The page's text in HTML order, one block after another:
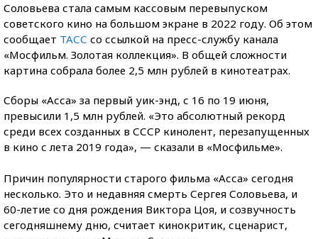
Соловьева стала самым кассовым перевыпуском
советского кино на большом экране в 2022 году. Об этом
сообщает ТАСС со ссылкой на пресс-службу канала
«Мосфильм. Золотая коллекция». В общей сложности
картина собрала более 2,5 млн рублей в кинотеатрах.
Сборы «Асса» за первый уик-энд, с 16 по 19 июня,
превысили 1,5 млн рублей. «Это абсолютный рекорд
среди всех созданных в СССР кинолент, перезапущенных
в кино с лета 2019 года», — сказали в «Мосфильме».
Причин популярности старого фильма «Асса» сегодня
несколько. Это и недавняя смерть Сергея Соловьева, и
60-летие со дня рождения Виктора Цоя, и созвучность
сегодняшнему дню, считает кинокритик, сценарист,